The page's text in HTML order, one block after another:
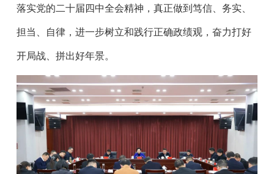
落实党的二十届四中全会精神，真正做到笃信、务实、
担当、自律，进一步树立和践行正确政绩观，奋力打好
开局战、拼出好年景。